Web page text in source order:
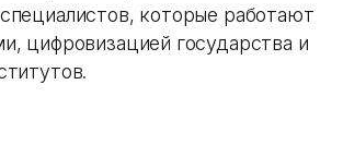
которые работают
цифровизацией государства и